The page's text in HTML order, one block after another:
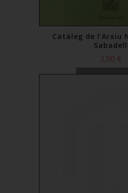
Catàleg de l'Arxiu
Sabadell
3,00 €
Comprar